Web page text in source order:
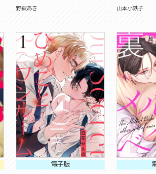
野萩あき 山本小鉄子
電子版